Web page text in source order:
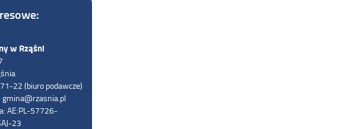
w Rząśni
22 (biuro podawcze)
gmina@rzasnia.pl
AE:PL-57726-
23